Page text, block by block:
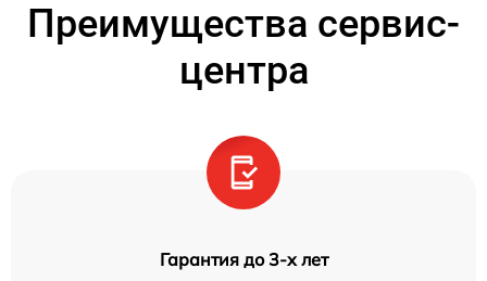
Преимущества сервис-
центра
Гарантия до 3-х лет